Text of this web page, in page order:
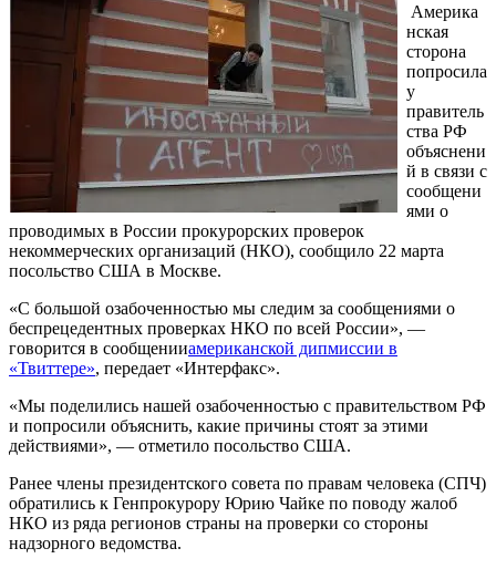
Америка
нская
сторона
попросила
у
правитель
ства РФ
объяснени
й в связи с
сообщени
ями о
проводимых в России прокурорских проверок
некоммерческих организаций (НКО), сообщило 22 марта
посольство США в Москве.
«С большой озабоченностью мы следим за сообщениями о
беспрецедентных проверках НКО по всей России», —
говорится в сообщенииамериканской дипмиссии в
«Твиттере», передает «Интерфакс».
«Мы поделились нашей озабоченностью с правительством РФ
и попросили объяснить, какие причины стоят за этими
действиями», — отметило посольство США.
Ранее члены президентского совета по правам человека (СПЧ)
обратились к Генпрокурору Юрию Чайке по поводу жалоб
НКО из ряда регионов страны на проверки со стороны
надзорного ведомства.